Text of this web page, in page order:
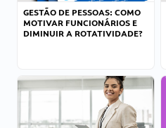
GESTÃO DE PESSOAS: COMO
MOTIVAR FUNCIONÁRIOS E
DIMINUIR A ROTATIVIDADE?